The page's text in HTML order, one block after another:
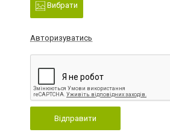
Вибрати
Авторизуватись
Відправити